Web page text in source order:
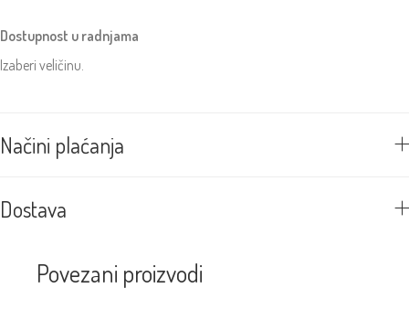
Dostupnost u radnjama
Izaberi veličinu.
Načini plaćanja
Dostava
Povezani proizvodi